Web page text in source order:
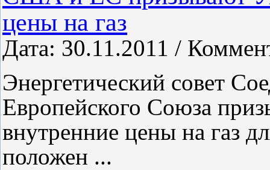
цены на газ
Дата: 30.11.2011 /
Энергетический совет
Европейского Союза
внутренние цены на газ
положен ...